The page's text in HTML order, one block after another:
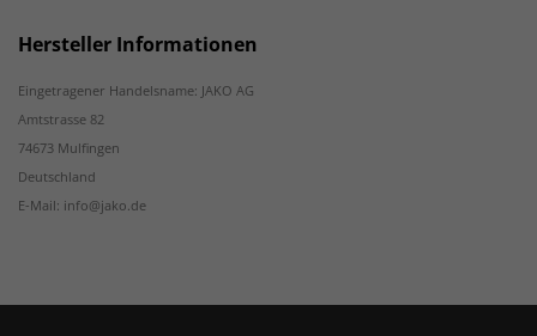
Hersteller Informationen
Eingetragener Handelsname: JAKO AG
Amtstrasse 82
74673 Mulfingen
Deutschland
E-Mail: info@jako.de